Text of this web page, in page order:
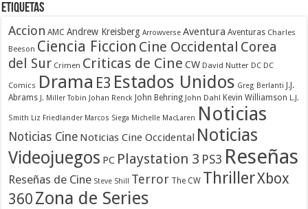
Etiquetas
Accion AMC Andrew Kreisberg Arrowverse Aventura Aventuras Charles
Beeson Ciencia Ficcion Cine Occidental Corea
del Sur Crimen Criticas de Cine CW David Nutter DC DC
Comics Drama E3 Estados Unidos Greg Berlanti J.J.
Abrams J. Miller Tobin Johan Renck John Behring John Dahl Kevin Williamson L.J.
Smith Liz Friedlander Marcos Siega Michelle MacLaren Noticias
Noticias Cine Noticias Cine Occidental Noticias
Videojuegos PC Playstation 3 PS3 Reseñas
Reseñas de Cine Steve Shill Terror The CW ThrillerXbox
360 Zona de Series